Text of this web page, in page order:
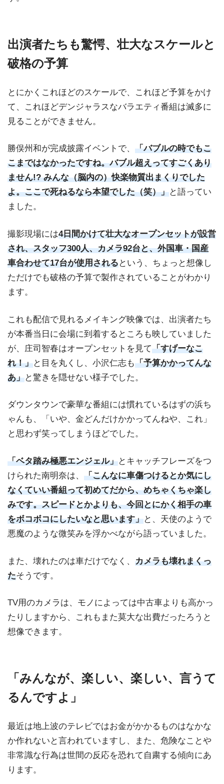
出演者たちも驚愕、壮大なスケールと
破格の予算
とにかくこれほどのスケールで、これほど予算をかけ
て、これほどデンジャラスなバラエティ番組は滅多に
見ることができません。
勝俣州和が完成披露イベントで、 「バブルの時でもこ
こまではなかったですね。バブル超えってすごくあり
ません!? みんな（脳内の）快楽物質出まくりでした
よ。ここで死ねるなら本望でした（笑）」と語ってい
ました。
撮影現場には4日間かけて壮大なオープンセットが設営
され、スタッフ300人、カメラ92台と、外国車・国産
車合わせて17台が使用されるという、ちょっと想像し
ただけでも破格の予算で製作されていることがわかり
ます。
これも配信で見れるメイキング映像では、出演者たち
が本番当日に会場に到着するところも映していました
が、庄司智春はオープンセットを見て「すげーなこ
れ！」と目を丸くし、小沢仁志も「予算かかってんな
あ」と驚きを隠せない様子でした。
ダウンタウンで豪華な番組には慣れているはずの浜ち
ゃんも、「 いや、金どんだけかかってんねや、これ」
と思わず笑ってしまうほどでした。
「ベタ踏み極悪エンジェル」とキャッチフレーズをつ
けられた南明奈は、 「こんなに車傷つけるとか気にし
なくていい番組って初めてだから、めちゃくちゃ楽し
みです。スピードとかよりも、今回とにかく相手の車
をボコボコにしたいなと思います」と、天使のようで
悪魔のような微笑みを浮かべながら語っていました。
また、壊れたのは車だけでなく、 カメラも壊れまくっ
たそうです。
TV用のカメラは、モノによっては中古車よりも高かっ
たりしますから、これもまた莫大な出費だったろうと
想像できます。
「みんなが、楽しい、楽しい、言うて
るんですよ」
最近は地上波のテレビではお金がかかるものはなかな
か作れないと言われていますし、また、危険なことや
非常識な行為は世間の反応を恐れて自粛する傾向にあ
ります。